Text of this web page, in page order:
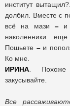
институт
долбил. Вместе с
всё на мази – и
наколенники
Пошьете – и
Ко мне.
ИРИНА . Похоже
закусывайте.
Все